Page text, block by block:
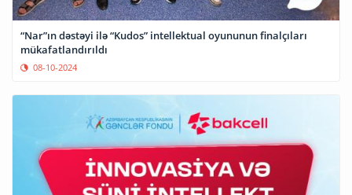
“Nar”ın dəstəyi ilə “Kudos” intellektual oyununun finalçıları
mükafatlandırıldı
08-10-2024